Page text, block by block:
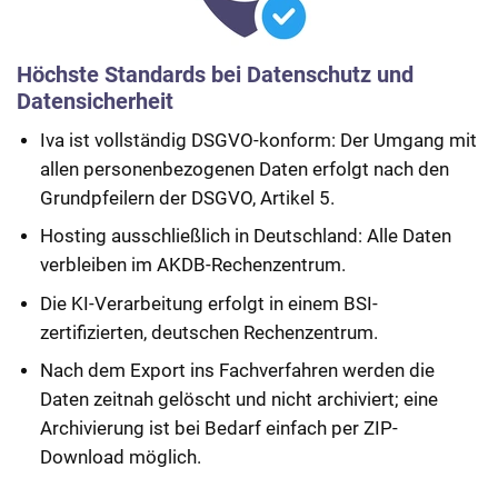
Vollständigkeit bereits geprüft ist. Alle
analysiert (z. B. anhand von Schlüsselbegriffen
oder Datumskonflikten). Rückfragen werden
so drastisch reduziert.
Ergebnis:
Die durchschnittliche Bearbeitungszeit wird
um bis zu 50 % reduziert, die
Kundenzufriedenheit steigt durch frühzeitiges
Feedback und Sachbearbeitende können sich
auf komplexe Fälle konzentrieren.
So unterstützt Sie iva konkret:
Texterkennung in PDFs per KI
Automatische Klassifikation von Nachweisen
Das System prüft während der Antragstellung
automatisch die Übereinstimmung zwischen
Antragsdaten und Nachweisdokumenten und
gibt sofort verständliches Feedback bei
Fehlern oder fehlenden Angaben. Dadurch
steigt die Qualität der Anträge bereits bei der
Einreichung und der Aufwand für
Nachforderungen wird deutlich reduziert.
Vollständigkeits- und Konsistenzprüfung:
Die Software unterstützt die Verwaltung durch
eine intelligente Prüfung von Anträgen und
Nachweisen mithilfe eines
Expertenregelwerks, das Vollständigkeit und
Konsistenz analysiert und daraus
Höchste Standards bei Datenschutz und
Datensicherheit
Iva ist vollständig DSGVO-konform: Der Umgang mit
allen personenbezogenen Daten erfolgt nach den
Grundpfeilern der DSGVO, Artikel 5.
Hosting ausschließlich in Deutschland: Alle Daten
verbleiben im AKDB-Rechenzentrum.
Die KI-Verarbeitung erfolgt in einem BSI-
zertifizierten, deutschen Rechenzentrum.
Nach dem Export ins Fachverfahren werden die
Daten zeitnah gelöscht und nicht archiviert; eine
Archivierung ist bei Bedarf einfach per ZIP-
Download möglich.